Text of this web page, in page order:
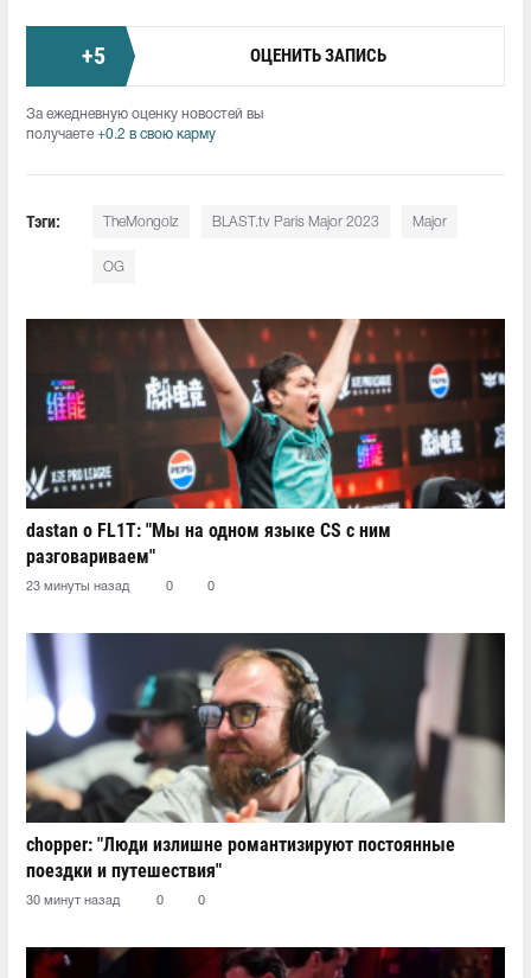
+5 ОЦЕНИТЬ ЗАПИСЬ
За ежедневную оценку новостей вы
получаете +0.2 в свою карму
Тэги: TheMongolz BLAST.tv Paris Major 2023 Major
OG
dastan о FL1T: "Мы на одном языке CS с ним
разговариваем"
23 минуты назад 0 0
chopper: "Люди излишне романтизируют постоянные
поездки и путешествия"
30 минут назад 0 0